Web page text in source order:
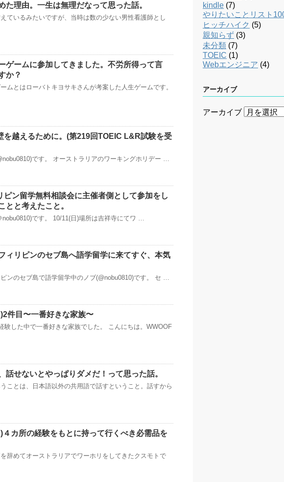
た理由。一生は無理だなって思った話。
ているみたいですが、当時は数の少ない男性看護師とし
ゲームに参加してきました。不労所得って言
か？
ムとはローバトキヨサキさんが考案した人生ゲームです。
を越えるために。(第219回TOEIC L&R試験を受
です。 オーストラリアのワーキングホリデー …
ピン留学無料相談会に主催者側として参加をし
とと考えたこと。
nobu0810)です。 10/11(日)場所は吉祥寺にてワ …
ィリピンのセブ島へ語学留学に来てすぐ、本気
ンのセブ島で語学留学中のノブ(@nobu0810)です。 セ …
件目〜一番好きな家族〜
験した中で一番好きな家族でした。 こんにちは。WWOOF
話せないとやっぱりダメだ！って思った話。
ことは、日本語以外の共用語で話すということ。話すから
４カ所の経験をもとに持って行くべき必需品を
辞めてオーストラリアでワーホリをしてきたクスモトで
kindle (7)
やりたいことリスト
ヒッチハイク (5)
親知らず (3)
未分類 (7)
TOEIC (1)
Webエンジニア (4)
アーカイブ
アーカイブ